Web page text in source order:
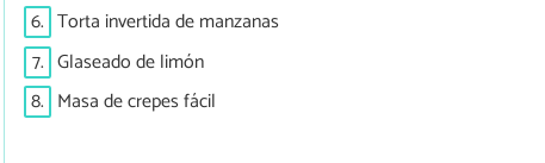
6. Torta invertida de manzanas
7. Glaseado de limón
8. Masa de crepes fácil